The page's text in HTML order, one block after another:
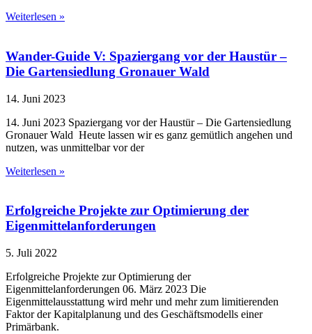
Weiterlesen »
Wander-Guide V: Spaziergang vor der Haustür –
Die Gartensiedlung Gronauer Wald
14. Juni 2023
14. Juni 2023 Spaziergang vor der Haustür – Die Gartensiedlung
Gronauer Wald Heute lassen wir es ganz gemütlich angehen und
nutzen, was unmittelbar vor der
Weiterlesen »
Erfolgreiche Projekte zur Optimierung der
Eigenmittelanforderungen
5. Juli 2022
Erfolgreiche Projekte zur Optimierung der
Eigenmittelanforderungen 06. März 2023 Die
Eigenmittelausstattung wird mehr und mehr zum limitierenden
Faktor der Kapitalplanung und des Geschäftsmodells einer
Primärbank.